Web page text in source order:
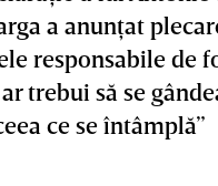
a anunţat
responsabile de
trebui să se
ce se întâmplă”